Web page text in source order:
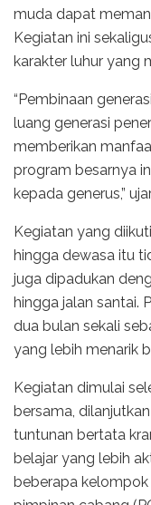
muda dapat
Kegiatan ini
karakter luhur yang
“Pembinaan
luang generasi
memberikan
program besarnya
kepada generus,”
Kegiatan yang
hingga dewasa itu
juga dipadukan
hingga jalan santai.
dua bulan sekali
yang lebih menarik
Kegiatan dimulai
bersama,
tuntunan bertata
belajar yang lebih
beberapa kelompok